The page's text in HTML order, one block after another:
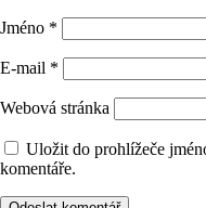
Jméno *
E-mail *
Webová stránka
Uložit do prohlížeče
komentáře.